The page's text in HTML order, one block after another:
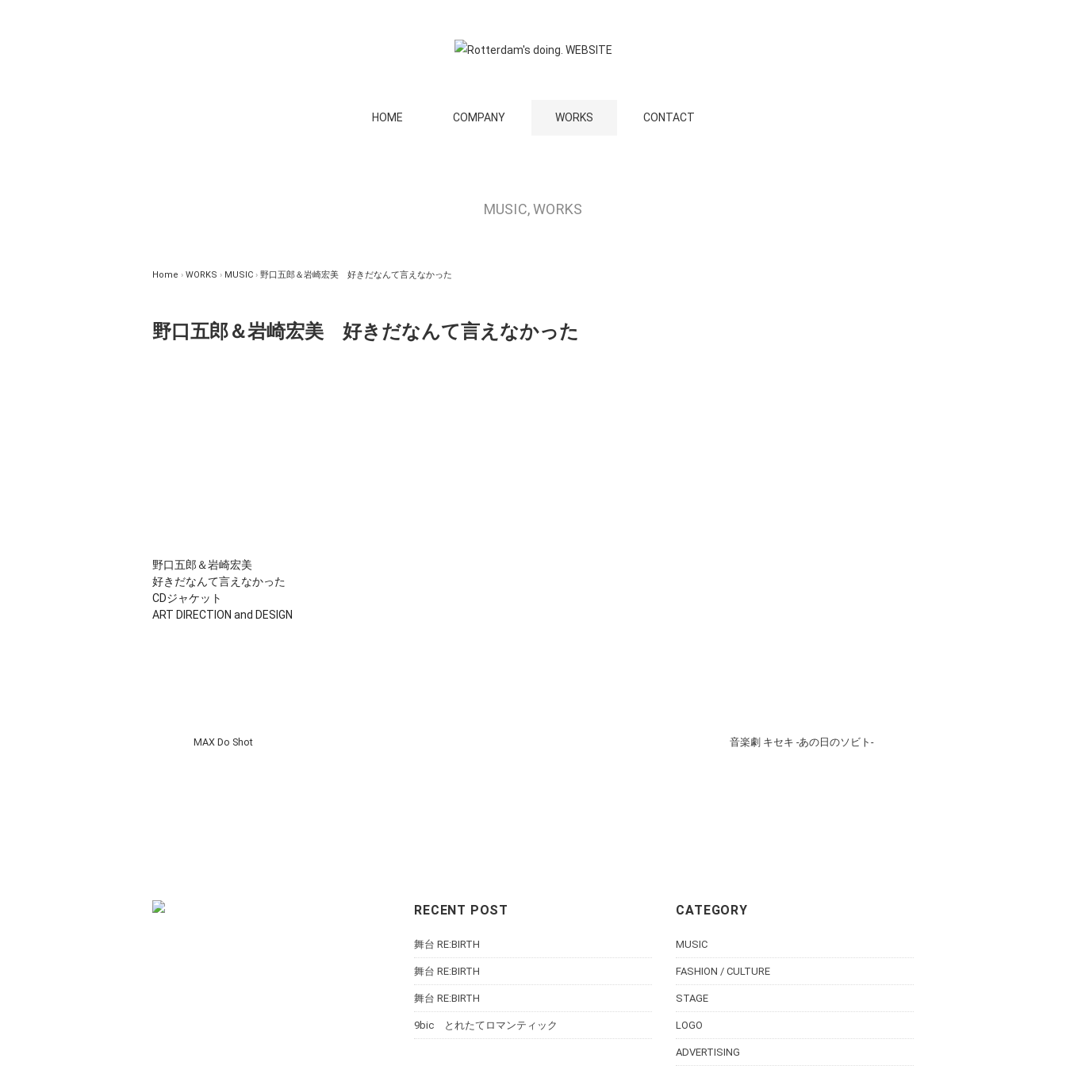
HOME COMPANY WORKS CONTACT
MUSIC,WORKS
Home › WORKS › MUSIC › 野口五郎＆岩崎宏美 好きだなんて言えなかった
野口五郎＆岩崎宏美 好きだなんて言えなかった
野口五郎＆岩崎宏美
好きだなんて言えなかった
CDジャケット
ART DIRECTION and DESIGN
MAX Do Shot 音楽劇 キセキ -あの日のソビト-
RECENT POST
舞台 RE:BIRTH
舞台 RE:BIRTH
舞台 RE:BIRTH
9bic とれたてロマンティック
CATEGORY
MUSIC
FASHION / CULTURE
STAGE
LOGO
ADVERTISING